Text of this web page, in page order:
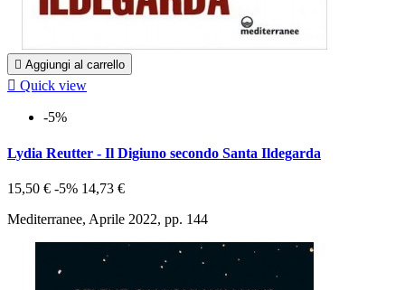
 Aggiungi al carrello
 Quick view
-5%
Lydia Reutter - Il Digiuno secondo Santa Ildegarda
15,50 € -5% 14,73 €
Mediterranee, Aprile 2022, pp. 144